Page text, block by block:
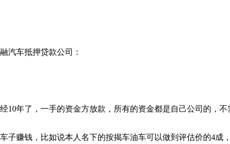
车抵押贷款公司：
年了，一手的资金方放款，所有的资金都是自己公司的，不
子赚钱，比如说本人名下的按揭车油车可以做到评估价的4成